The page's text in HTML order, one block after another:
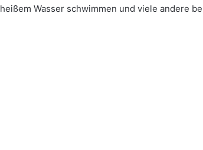
Wasser schwimmen und viele andere